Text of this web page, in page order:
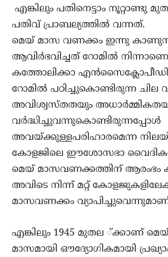
എങ്കിലും പതിനെട്ടാം
പതിവ് പ്രാബല്യത്തില്‍ വന്നത്.
മെയ് മാസ വണക്കം ഇന്നു
ആവിര്‍ഭവിച്ചത് റോമില്‍
കത്തോലിക്കാ
റോമില്‍ പഠിച്ചുകൊണ്ടിരുന്ന ചില
അവിശ്വസ്തതയും
വര്‍ദ്ധിച്ചുവന്നുകൊണ്ടിരുന്നപ്പോള്‍
അവയ്ക്കുള്ളപരിഹാരമെന്ന
കോളജിലെ ഈശോസഭാ
മെയ് മാസവണക്കത്തിന് ആരംഭം
അവിടെ നിന്ന് മറ്റ്
മാസവണക്കം വ്യാപിച്ചുവെന്നുമാണ്
എങ്കിലും 1945 മുതല ്ക്കാണ്
മാസമായി ഔദ്യോഗികമായി